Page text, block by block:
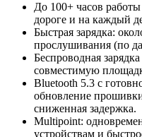
До 100+ часов
дороге и на каждый
Быстрая зарядка:
прослушивания (по
Беспроводная
совместимую
Bluetooth 5.3 с
обновление
сниженная задержка.
Multipoint:
устройствам и